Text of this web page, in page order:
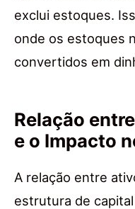
exclui estoques.
onde os estoques
convertidos em
Relação
e o Impacto
A relação entre
estrutura de